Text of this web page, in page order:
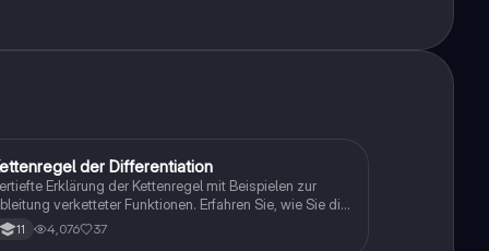
Mathe der Differentiation
Erklärung der Kettenregel mit Beispielen zur
verketteter Funktionen. Erfahren Sie, wie Sie die
effektiv anwenden und die Schritte zur
von u und v verstehen. Ideal für Studierende
11 4,076 37